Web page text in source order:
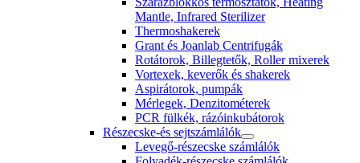
Mantle, Infrared Sterilizer
Thermoshakerek
Grant és Joanlab Centrifugák
Rotátorok, Billegtetők, Roller mixerek
Vortexek, keverők és shakerek
Aspirátorok, pumpák
Mérlegek, Denzitométerek
PCR fülkék, rázóinkubátorok
Részecske-és sejtszámlálók
Levegő-részecske számlálók